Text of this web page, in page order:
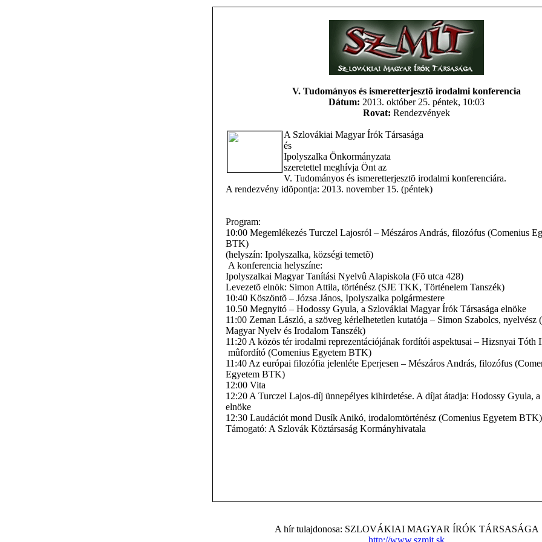
V. Tudományos és ismeretterjesztõ irodalmi konferencia
Dátum: 2013. október 25. péntek, 10:03
Rovat: Rendezvények
A Szlovákiai Magyar Írók Társasága
és
Ipolyszalka Önkormányzata
szeretettel meghívja Önt az
V. Tudományos és ismeretterjesztõ irodalmi konferenciára.
A rendezvény idõpontja: 2013. november 15. (péntek)
Program:
10:00 Megemlékezés Turczel Lajosról – Mészáros András, filozófus (Comenius
BTK)
(helyszín: Ipolyszalka, községi temetõ)
A konferencia helyszíne:
Ipolyszalkai Magyar Tanítási Nyelvû Alapiskola (Fõ utca 428)
Levezetõ elnök: Simon Attila, történész (SJE TKK, Történelem Tanszék)
10:40 Köszöntõ – Józsa János, Ipolyszalka polgármestere
10.50 Megnyitó – Hodossy Gyula, a Szlovákiai Magyar Írók Társasága elnöke
11:00 Zeman László, a szöveg kérlelhetetlen kutatója – Simon Szabolcs, nyelvész
Magyar Nyelv és Irodalom Tanszék)
11:20 A közös tér irodalmi reprezentációjának fordítói aspektusai – Hizsnyai Tóth
mûfordító (Comenius Egyetem BTK)
11:40 Az európai filozófia jelenléte Eperjesen – Mészáros András, filozófus
Egyetem BTK)
12:00 Vita
12:20 A Turczel Lajos-díj ünnepélyes kihirdetése. A díjat átadja: Hodossy Gyula,
elnöke
12:30 Laudációt mond Dusík Anikó, irodalomtörténész (Comenius Egyetem BTK)
Támogató: A Szlovák Köztársaság Kormányhivatala
A hír tulajdonosa: SZLOVÁKIAI MAGYAR ÍRÓK TÁRSASÁGA
http://www.szmit.sk